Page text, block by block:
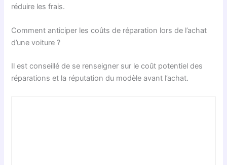
réduire les frais.
Comment anticiper les coûts de réparation lors de l’achat
d’une voiture ?
Il est conseillé de se renseigner sur le coût potentiel des
réparations et la réputation du modèle avant l’achat.